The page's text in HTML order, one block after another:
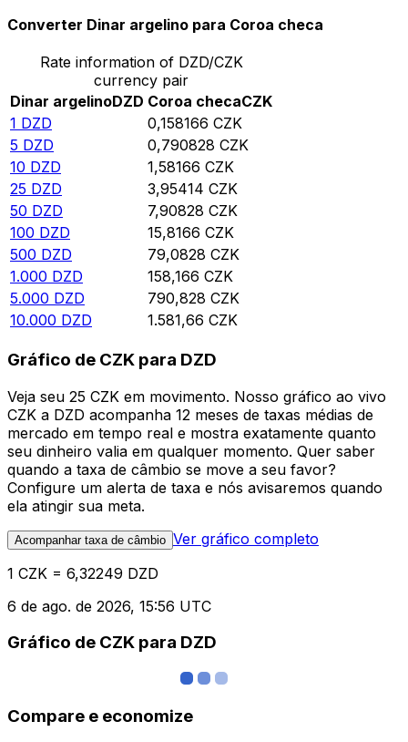
Converter Dinar argelino para Coroa checa
Rate information of DZD/CZK
currency pair
Dinar argelinoDZD Coroa checaCZK
1 DZD 0,158166 CZK
5 DZD 0,790828 CZK
10 DZD 1,58166 CZK
25 DZD 3,95414 CZK
50 DZD 7,90828 CZK
100 DZD 15,8166 CZK
500 DZD 79,0828 CZK
1.000 DZD 158,166 CZK
5.000 DZD 790,828 CZK
10.000 DZD 1.581,66 CZK
Gráfico de CZK para DZD
Veja seu 25 CZK em movimento. Nosso gráfico ao vivo
CZK a DZD acompanha 12 meses de taxas médias de
mercado em tempo real e mostra exatamente quanto
seu dinheiro valia em qualquer momento. Quer saber
quando a taxa de câmbio se move a seu favor?
Configure um alerta de taxa e nós avisaremos quando
ela atingir sua meta.
Acompanhar taxa de câmbio Ver gráfico completo
1 CZK = 6,32249 DZD
6 de ago. de 2026, 15:56 UTC
Gráfico de CZK para DZD
Compare e economize